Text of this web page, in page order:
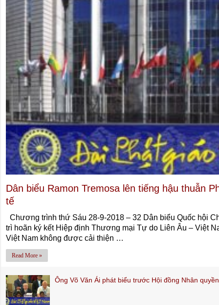
Dân biểu Ramon Tremosa lên tiếng hậu thuẫn
tế
Chương trình thứ Sáu 28-9-2018 – 32 Dân biểu Quốc hội
trì hoãn ký kết Hiệp định Thương mại Tự do Liên Âu – Việt
Việt Nam không được cải thiện …
Read More »
Ông Võ Văn Ái phát biểu trước Hội đồng Nhân